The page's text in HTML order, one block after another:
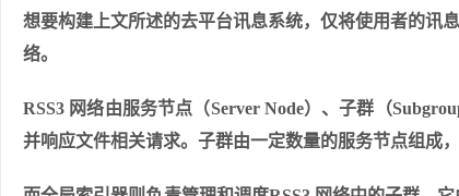
想要构建上文所述的去平台讯息系统，仅将使用者的讯
络。
RSS3 网络由服务节点（Server Node）、子群（
并响应文件相关请求。子群由一定数量的服务节点组成